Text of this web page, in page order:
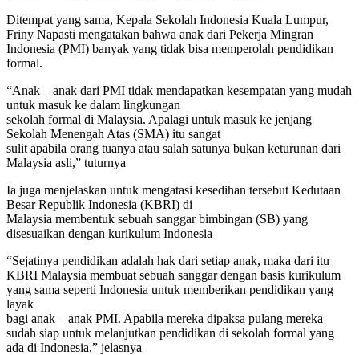
Ditempat yang sama, Kepala Sekolah Indonesia Kuala Lumpur,
Friny Napasti mengatakan bahwa anak dari Pekerja Mingran
Indonesia (PMI) banyak yang tidak bisa memperolah pendidikan
formal.
“Anak – anak dari PMI tidak mendapatkan kesempatan yang mudah
untuk masuk ke dalam lingkungan
sekolah formal di Malaysia. Apalagi untuk masuk ke jenjang
Sekolah Menengah Atas (SMA) itu sangat
sulit apabila orang tuanya atau salah satunya bukan keturunan dari
Malaysia asli,” tuturnya
Ia juga menjelaskan untuk mengatasi kesedihan tersebut Kedutaan
Besar Republik Indonesia (KBRI) di
Malaysia membentuk sebuah sanggar bimbingan (SB) yang
disesuaikan dengan kurikulum Indonesia
“Sejatinya pendidikan adalah hak dari setiap anak, maka dari itu
KBRI Malaysia membuat sebuah sanggar dengan basis kurikulum
yang sama seperti Indonesia untuk memberikan pendidikan yang
layak
bagi anak – anak PMI. Apabila mereka dipaksa pulang mereka
sudah siap untuk melanjutkan pendidikan di sekolah formal yang
ada di Indonesia,” jelasnya